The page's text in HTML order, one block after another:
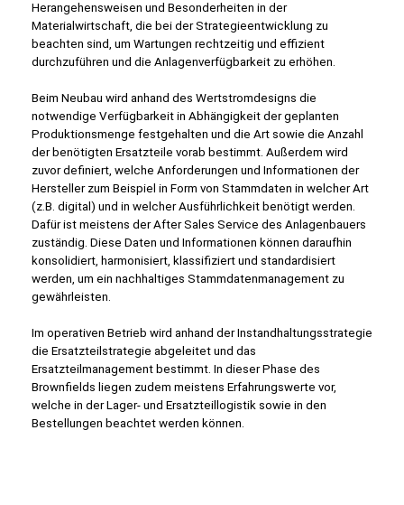
Herangehensweisen und Besonderheiten in der
Materialwirtschaft, die bei der Strategieentwicklung zu
beachten sind, um Wartungen rechtzeitig und effizient
durchzuführen und die Anlagenverfügbarkeit zu erhöhen.
Beim Neubau wird anhand des Wertstromdesigns die
notwendige Verfügbarkeit in Abhängigkeit der geplanten
Produktionsmenge festgehalten und die Art sowie die Anzahl
der benötigten Ersatzteile vorab bestimmt. Außerdem wird
zuvor definiert, welche Anforderungen und Informationen der
Hersteller zum Beispiel in Form von Stammdaten in welcher Art
(z.B. digital) und in welcher Ausführlichkeit benötigt werden.
Dafür ist meistens der After Sales Service des Anlagenbauers
zuständig. Diese Daten und Informationen können daraufhin
konsolidiert, harmonisiert, klassifiziert und standardisiert
werden, um ein nachhaltiges Stammdatenmanagement zu
gewährleisten.
Im operativen Betrieb wird anhand der Instandhaltungsstrategie
die Ersatzteilstrategie abgeleitet und das
Ersatzteilmanagement bestimmt. In dieser Phase des
Brownfields liegen zudem meistens Erfahrungswerte vor,
welche in der Lager- und Ersatzteillogistik sowie in den
Bestellungen beachtet werden können.